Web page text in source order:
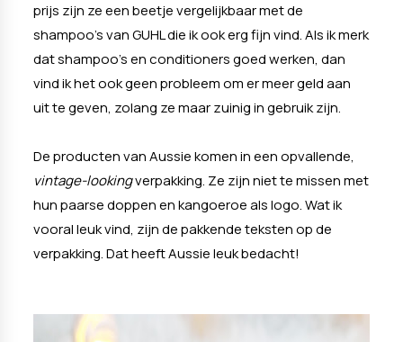
prijs zijn ze een beetje vergelijkbaar met de
shampoo's van GUHL die ik ook erg fijn vind. Als ik merk
dat shampoo's en conditioners goed werken, dan
vind ik het ook geen probleem om er meer geld aan
uit te geven, zolang ze maar zuinig in gebruik zijn.
De producten van Aussie komen in een opvallende,
vintage-lookingverpakking. Ze zijn niet te missen met
hun paarse doppen en kangoeroe als logo. Wat ik
vooral leuk vind, zijn de pakkende teksten op de
verpakking. Dat heeft Aussie leuk bedacht!